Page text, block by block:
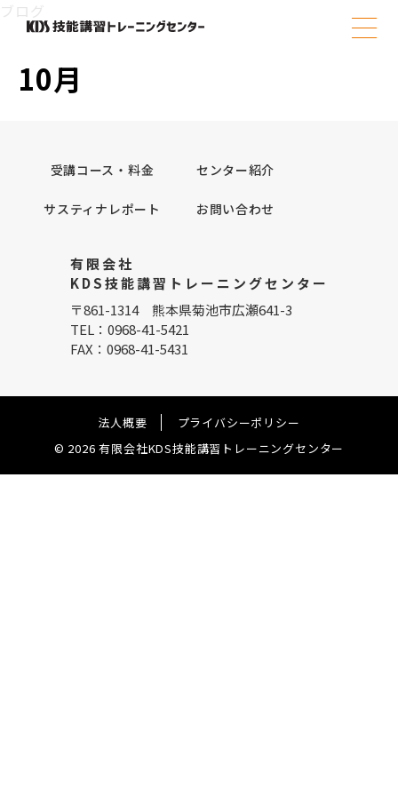
Skip
ブログ
10月
受講コース・料金 センター紹介
サスティナレポート お問い合わせ
有限会社
KDS技能講習トレーニングセンター
〒861-1314 熊本県菊池市広瀬641-3
TEL：0968-41-5421
FAX：0968-41-5431
法人概要
プライバシーポリシー
© 2026 有限会社KDS技能講習トレーニングセンター